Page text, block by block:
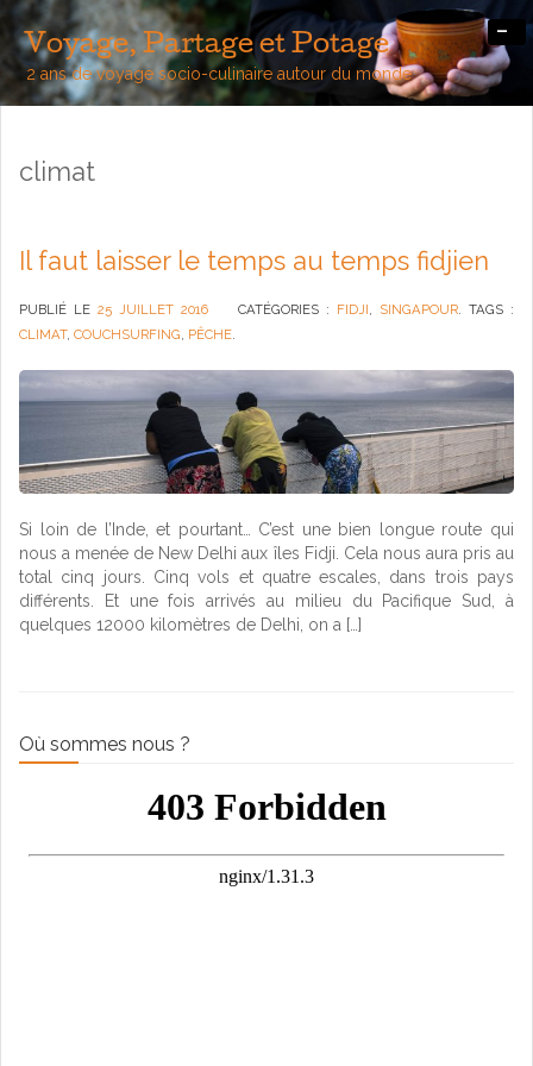
Voyage, Partage et Potage
2 ans de voyage socio-culinaire autour du monde
-
climat
Il faut laisser le temps au temps fidjien
PUBLIÉ LE 25 JUILLET 2016 CATÉGORIES : FIDJI, SINGAPOUR. TAGS :
CLIMAT, COUCHSURFING, PÊCHE.
Si loin de l’Inde, et pourtant… C’est une bien longue route qui
nous a menée de New Delhi aux îles Fidji. Cela nous aura pris au
total cinq jours. Cinq vols et quatre escales, dans trois pays
différents. Et une fois arrivés au milieu du Pacifique Sud, à
quelques 12000 kilomètres de Delhi, on a […]
Où sommes nous ?